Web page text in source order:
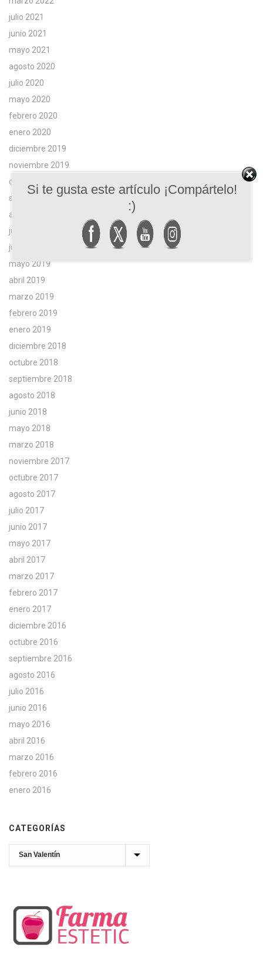
julio 2021
junio 2021
mayo 2021
agosto 2020
julio 2020
mayo 2020
febrero 2020
enero 2020
diciembre 2019
noviembre 2019
octubre 2019
septiembre 2019
agosto 2019
julio 2019
junio 2019
mayo 2019
abril 2019
marzo 2019
febrero 2019
enero 2019
diciembre 2018
octubre 2018
septiembre 2018
agosto 2018
junio 2018
mayo 2018
marzo 2018
noviembre 2017
octubre 2017
agosto 2017
julio 2017
junio 2017
mayo 2017
abril 2017
marzo 2017
febrero 2017
enero 2017
diciembre 2016
octubre 2016
septiembre 2016
agosto 2016
julio 2016
junio 2016
mayo 2016
abril 2016
marzo 2016
febrero 2016
enero 2016
CATEGORÍAS
Categorías
Si te gusta este artículo ¡Compártelo!
:)